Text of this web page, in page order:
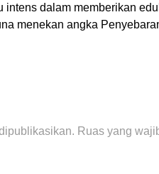
intens dalam memberikan
menekan angka
Ruas yang